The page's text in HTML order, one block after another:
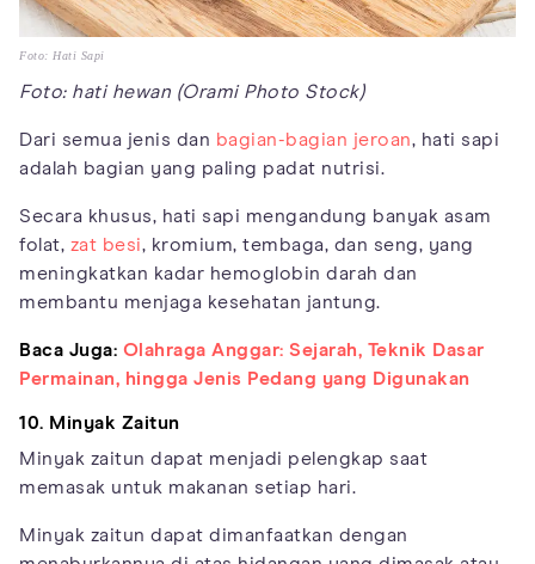
Foto: Hati Sapi
Foto: hati hewan (Orami Photo Stock)
Dari semua jenis dan bagian-bagian jeroan, hati sapi
adalah bagian yang paling padat nutrisi.
Secara khusus, hati sapi mengandung banyak asam
folat, zat besi, kromium, tembaga, dan seng, yang
meningkatkan kadar hemoglobin darah dan
membantu menjaga kesehatan jantung.
Baca Juga: Olahraga Anggar: Sejarah, Teknik Dasar
Permainan, hingga Jenis Pedang yang Digunakan
10. Minyak Zaitun
Minyak zaitun dapat menjadi pelengkap saat
memasak untuk makanan setiap hari.
Minyak zaitun dapat dimanfaatkan dengan